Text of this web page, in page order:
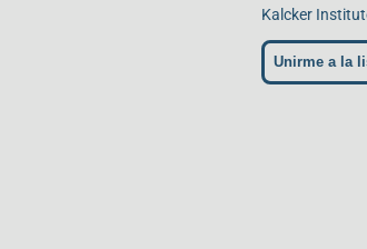
Kalcker
Unirme a la